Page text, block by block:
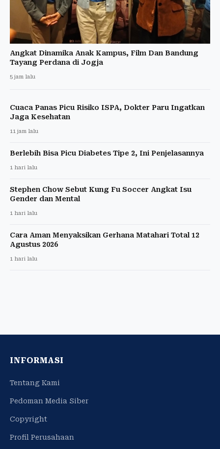
Angkat Dinamika Anak Kampus, Film Dan Bandung
Tayang Perdana di Jogja
5 jam lalu
Cuaca Panas Picu Risiko ISPA, Dokter Paru Ingatkan
Jaga Kesehatan
11 jam lalu
Berlebih Bisa Picu Diabetes Tipe 2, Ini Penjelasannya
1 hari lalu
Stephen Chow Sebut Kung Fu Soccer Angkat Isu
Gender dan Mental
1 hari lalu
Cara Aman Menyaksikan Gerhana Matahari Total 12
Agustus 2026
1 hari lalu
INFORMASI
Tentang Kami
Pedoman Media Siber
Copyright
Profil Perusahaan